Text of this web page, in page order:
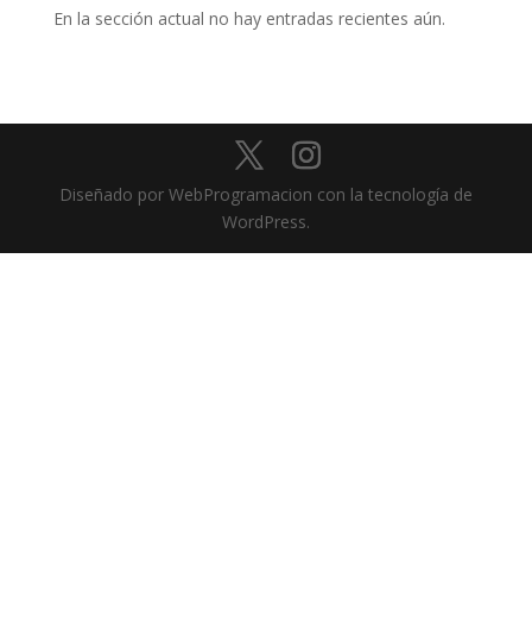
En la sección actual no hay entradas recientes aún.
Diseñado por WebProgramacion con la tecnología de
WordPress.